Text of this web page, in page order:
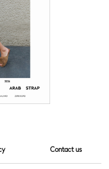
Contact us